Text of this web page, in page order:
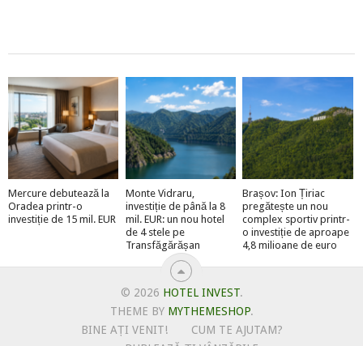
Mercure debutează la
Oradea printr-o
investiție de 15 mil. EUR
Monte Vidraru,
investiție de până la 8
mil. EUR: un nou hotel
de 4 stele pe
Transfăgărășan
Brașov: Ion Țiriac
pregătește un nou
complex sportiv printr-
o investiție de aproape
4,8 milioane de euro
© 2026 HOTEL INVEST.
THEME BY MYTHEMESHOP.
BINE AȚI VENIT!
CUM TE AJUTAM?